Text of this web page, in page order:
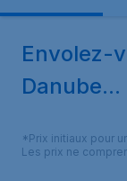
Envolez-
Danube...
*Prix initiaux pour
Les prix ne